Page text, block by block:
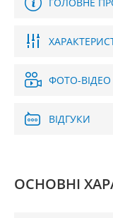
ГОЛОВНЕ
ФОТО-ВІДЕО
ВІДГУКИ
ОСНОВНІ